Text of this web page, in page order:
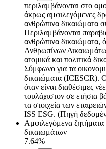
περιλαμβάνονται στο
άκρως αμφιλεγόμενες
ανθρώπινα δικαιώματα
Περιλαμβάνονται
ανθρώπινα δικαιώματα,
Ανθρωπίνων
ατομικά και πολιτικά
Σύμφωνο για τα
δικαιώματα (ICESCR).
όταν είναι διαθέσιμες
τουλάχιστον σε ετήσια
τα στοιχεία των
ISS ESG. (Πηγή
Αμφιλεγόμενα
δικαιωμάτων
7.64%